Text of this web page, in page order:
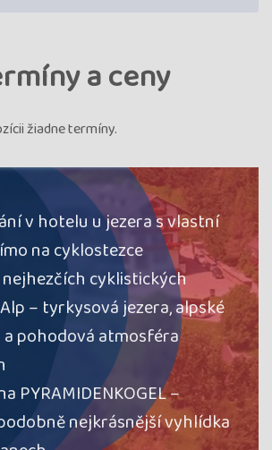
a ceny
žiadne termíny.
v hotelu u jezera s vlastní
na cyklostezce
nejhezčích cyklistických
– tyrkysová jezera, alpské
pohodová atmosféra
PYRAMIDENKOGEL –
nejkrásnější vyhlídka